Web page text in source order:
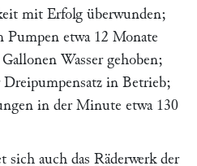
mit Erfolg überwunden;
Pumpen etwa 12 Monate
Wasser gehoben;
in Betrieb;
in der Minute etwa 130
sich auch das Räderwerk der